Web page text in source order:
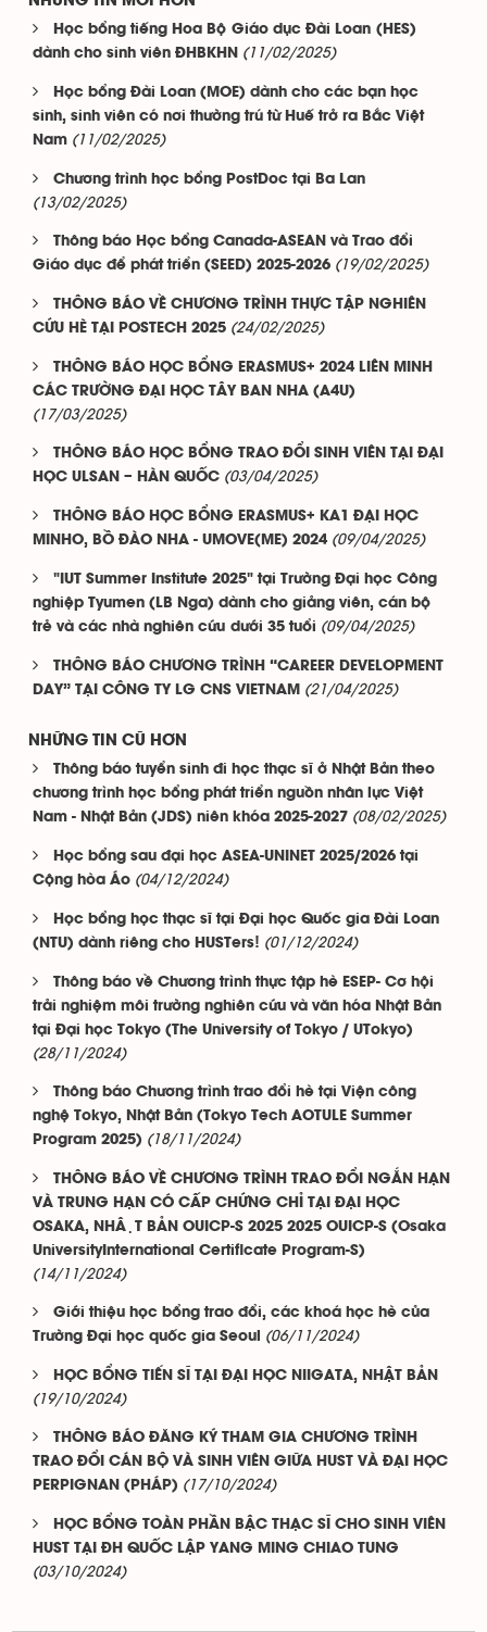
Học bổng tiếng Hoa Bộ Giáo dục Đài Loan (HES)
dành cho sinh viên ĐHBKHN
(11/02/2025)
Học bổng Đài Loan (MOE) dành cho các bạn học
sinh, sinh viên có nơi thường trú từ Huế trở ra Bắc Việt
Nam (11/02/2025)
Chương trình học bổng PostDoc tại Ba Lan
(13/02/2025)
Thông báo Học bổng Canada-ASEAN và Trao đổi
Giáo dục để phát triển (SEED) 2025-2026 (19/02/2025)
THÔNG BÁO VỀ CHƯƠNG TRÌNH THỰC TẬP NGHIÊN
CỨU HÈ TẠI POSTECH 2025 (24/02/2025)
THÔNG BÁO HỌC BỔNG ERASMUS+ 2024 LIÊN MINH
CÁC TRƯỜNG ĐẠI HỌC TÂY BAN NHA (A4U)
(17/03/2025)
THÔNG BÁO HỌC BỔNG TRAO ĐỔI SINH VIÊN TẠI ĐẠI
HỌC ULSAN – HÀN QUỐC (03/04/2025)
THÔNG BÁO HỌC BỔNG ERASMUS+ KA1 ĐẠI HỌC
MINHO, BỒ ĐÀO NHA - UMOVE(ME) 2024 (09/04/2025)
"IUT Summer Institute 2025" tại Trường Đại học Công
nghiệp Tyumen (LB Nga) dành cho giảng viên, cán bộ
trẻ và các nhà nghiên cứu dưới 35 tuổi (09/04/2025)
THÔNG BÁO CHƯƠNG TRÌNH “CAREER DEVELOPMENT
DAY” TẠI CÔNG TY LG CNS VIETNAM (21/04/2025)
NHỮNG TIN CŨ HƠN
Thông báo tuyển sinh đi học thạc sĩ ở Nhật Bản theo
chương trình học bổng phát triển nguồn nhân lực Việt
Nam - Nhật Bản (JDS) niên khóa 2025-2027 (08/02/2025)
Học bổng sau đại học ASEA-UNINET 2025/2026 tại
Cộng hòa Áo (04/12/2024)
Học bổng học thạc sĩ tại Đại học Quốc gia Đài Loan
(NTU) dành riêng cho HUSTers! (01/12/2024)
Thông báo về Chương trình thực tập hè ESEP- Cơ hội
trải nghiệm môi trường nghiên cứu và văn hóa Nhật Bản
tại Đại học Tokyo (The University of Tokyo / UTokyo)
(28/11/2024)
Thông báo Chương trình trao đổi hè tại Viện công
nghệ Tokyo, Nhật Bản (Tokyo Tech AOTULE Summer
Program 2025) (18/11/2024)
THÔNG BÁO VỀ CHƯƠNG TRÌNH TRAO ĐỔI NGẮN HẠN
VÀ TRUNG HẠN CÓ CẤP CHỨNG CHỈ TẠI ĐẠI HỌC
OSAKA, NHẬT BẢN OUICP-S 2025 2025 OUICP-S (Osaka
UniversityInternational Certificate Program-S)
(14/11/2024)
Giới thiệu học bổng trao đổi, các khoá học hè của
Trường Đại học quốc gia Seoul
(06/11/2024)
HỌC BỔNG TIẾN SĨ TẠI ĐẠI HỌC NIIGATA, NHẬT BẢN
(19/10/2024)
THÔNG BÁO ĐĂNG KÝ THAM GIA CHƯƠNG TRÌNH
TRAO ĐỔI CÁN BỘ VÀ SINH VIÊN GIỮA HUST VÀ ĐẠI HỌC
PERPIGNAN (PHÁP) (17/10/2024)
HỌC BỔNG TOÀN PHẦN BẬC THẠC SĨ CHO SINH VIÊN
HUST TẠI ĐH QUỐC LẬP YANG MING CHIAO TUNG
(03/10/2024)